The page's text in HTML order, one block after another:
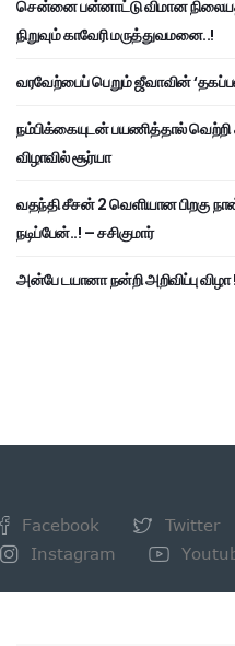
சென்னை பன்னாட்டு விமான
நிறுவும் காவேரி மருத்துவமனை..!
வரவேற்பைப் பெறும் ஜீவாவின்
நம்பிக்கையுடன் பயணித்தால்
விழாவில் சூர்யா
வதந்தி சீசன் 2 வெளியான பிறகு
நடிப்பேன்..! – சசிகுமார்
அன்பே டயானா நன்றி அறிவிப்பு விழா !
Facebook Twitter
Instagram